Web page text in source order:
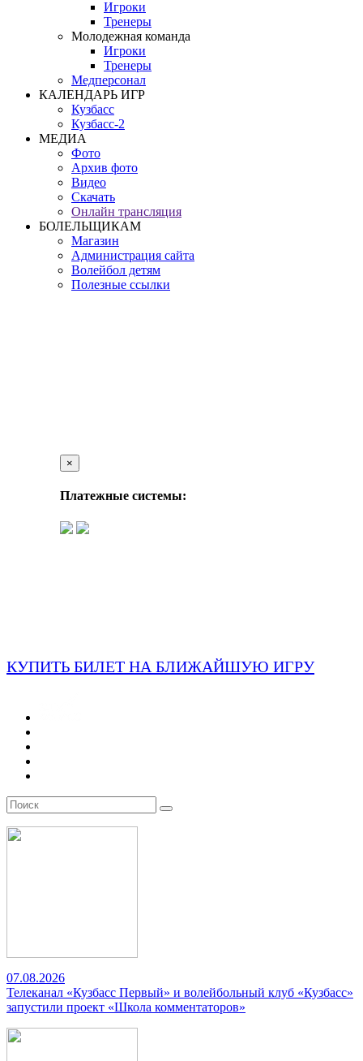
Игроки
Тренеры
Молодежная команда
Игроки
Тренеры
Медперсонал
КАЛЕНДАРЬ ИГР
Кузбасс
Кузбасс-2
МЕДИА
Фото
Архив фото
Видео
Скачать
Онлайн трансляция
БОЛЕЛЬЩИКАМ
Магазин
Администрация сайта
Волейбол детям
Полезные ссылки
×
Платежные системы:
КУПИТЬ БИЛЕТ НА БЛИЖАЙШУЮ ИГРУ
07.08.2026
Телеканал «Кузбасс Первый» и волейбольный клуб «Кузбасс»
запустили проект «Школа комментаторов»